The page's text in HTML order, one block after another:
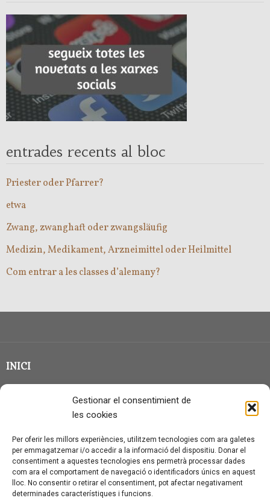
Gestionar el consentimient de
les cookies
Per oferir les millors experiències, utilitzem tecnologies com ara galetes
per emmagatzemar i/o accedir a la informació del dispositiu. Donar el
consentiment a aquestes tecnologies ens permetrà processar dades
com ara el comportament de navegació o identificadors únics en aquest
lloc. No consentir o retirar el consentiment, pot afectar negativament
determinades característiques i funcions.
entrades recents al bloc
Priester oder Pfarrer?
etwa
Zwang, zwanghaft oder zwangsläufig
Medizin, Medikament, Arzneimittel oder Heilmittel
Com entrar a les classes d’alemany?
INICI
CLASSE EN GRUP
QUI SOC?
CONTACTE
AVÍS LEGAL I PROTECCIÓ DE DADES